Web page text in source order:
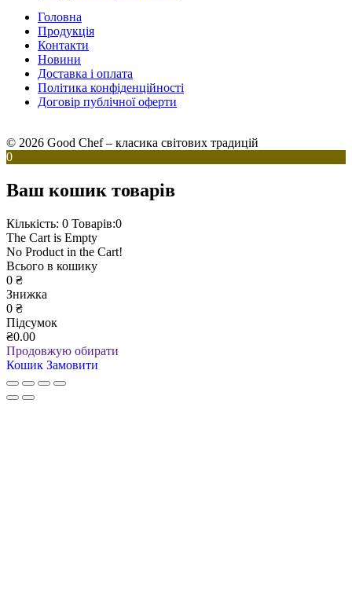
Головна
Продукція
Контакти
Новини
Доставка і оплата
Політика конфіденційності
Договір публічної оферти
© 2026 Good Chef – класика світових традицій
0
Ваш кошик товарів
Кількість: 0 Товарів:0
The Cart is Empty
No Product in the Cart!
Всього в кошику
0 ₴
Знижка
0 ₴
Підсумок
₴0.00
Продовжую обирати
Кошик Замовити